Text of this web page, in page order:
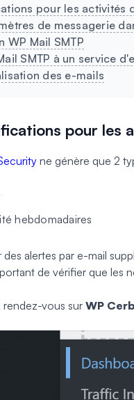
pour les activités
de messagerie
WP Mail SMTP
SMTP à un service
des e-mails
pour les
ne génère que 2
hebdomadaires
alertes par e-mail
de vérifier que
rendez-vous sur WP